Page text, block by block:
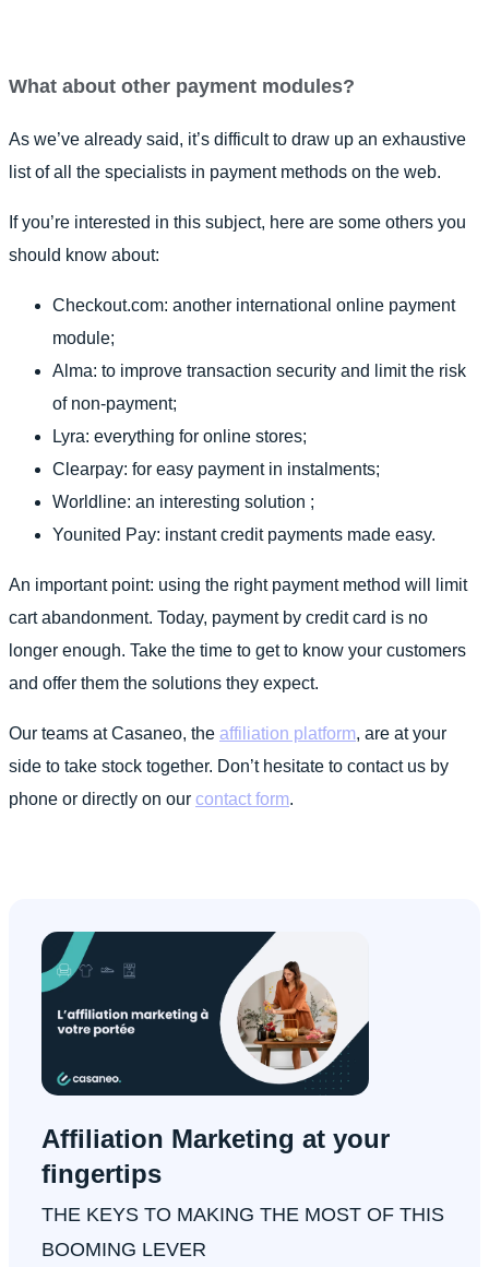
What about other payment modules?
As we’ve already said, it’s difficult to draw up an exhaustive
list of all the specialists in payment methods on the web.
If you’re interested in this subject, here are some others you
should know about:
Checkout.com: another international online payment
module;
Alma: to improve transaction security and limit the risk
of non-payment;
Lyra: everything for online stores;
Clearpay: for easy payment in instalments;
Worldline: an interesting solution ;
Younited Pay: instant credit payments made easy.
An important point: using the right payment method will limit
cart abandonment. Today, payment by credit card is no
longer enough. Take the time to get to know your customers
and offer them the solutions they expect.
Our teams at Casaneo, the affiliation platform, are at your
side to take stock together. Don’t hesitate to contact us by
phone or directly on our contact form.
Affiliation Marketing at your
fingertips
THE KEYS TO MAKING THE MOST OF THIS
BOOMING LEVER